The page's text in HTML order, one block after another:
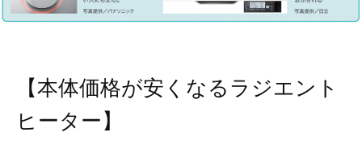
【本体価格が安くなるラジエント
ヒーター】